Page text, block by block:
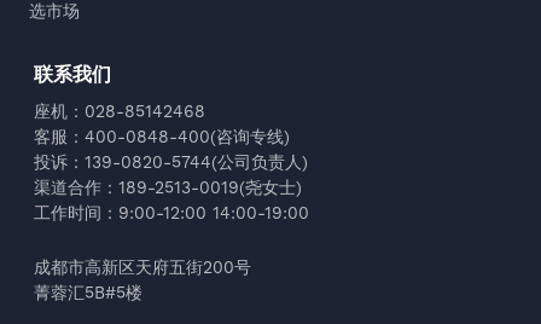
选市场
联系我们
座机：028-85142468
客服：400-0848-400(咨询专线)
投诉：139-0820-5744(公司负责人)
渠道合作：189-2513-0019(尧女士)
工作时间：9:00-12:00 14:00-19:00
成都市高新区天府五街200号
菁蓉汇5B#5楼